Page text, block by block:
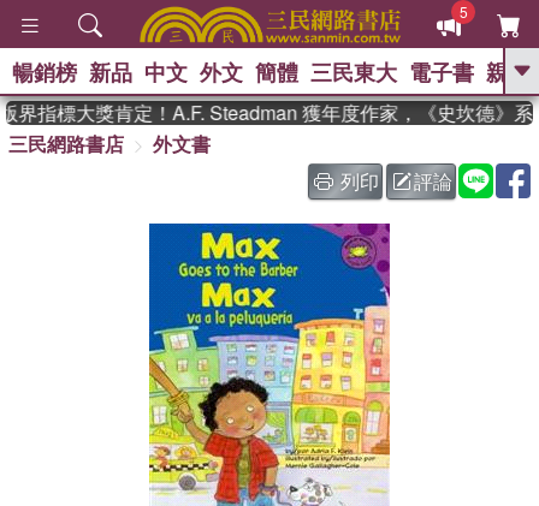
5
GO
、 如果歷史是一群喵 、 暑期
國際布克獎 臺灣漫遊錄 、 方
念華 、 台灣的李登輝時代
孩：黎曼猜想
、 偉大的迷走神經
暢銷榜 新品 中文 外文 簡體 三民東大 電子書 親子
指標大獎肯定！A.F. Steadman 獲年度作家，《史坎德》系
三民網路書店
外文書
列印
評論